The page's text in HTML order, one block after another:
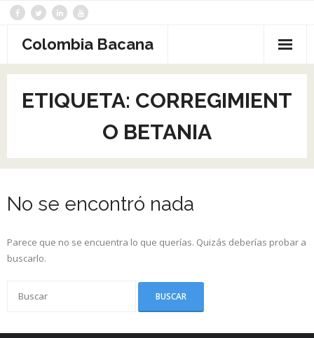
Saltar
contenidoColombia Bacana
ETIQUETA: CORREGIMIENT
O BETANIA
No se encontró nada
Parece que no se encuentra lo que querías. Quizás deberías probar a
buscarlo.